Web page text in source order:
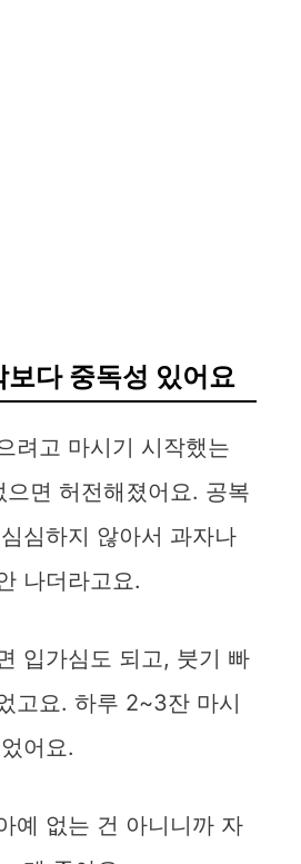
보다 중독성 있어요
려고 마시기 시작했는
면 허전해졌어요. 공복
심하지 않아서 과자나
나더라고요.
입가심도 되고, 붓기 빠
고요. 하루 2~3잔 마시
어요.
예 없는 건 아니니까 자